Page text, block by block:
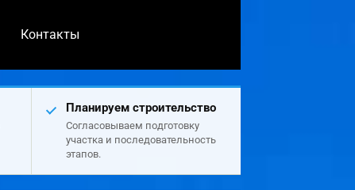
Контакты
Планируем строительство
Согласовываем подготовку
участка и последовательность
этапов.